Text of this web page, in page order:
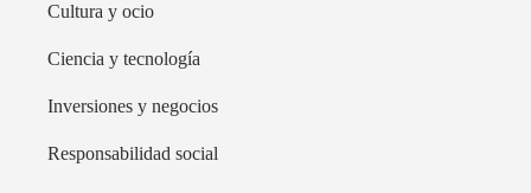
Cultura y ocio
Ciencia y tecnología
Inversiones y negocios
Responsabilidad social